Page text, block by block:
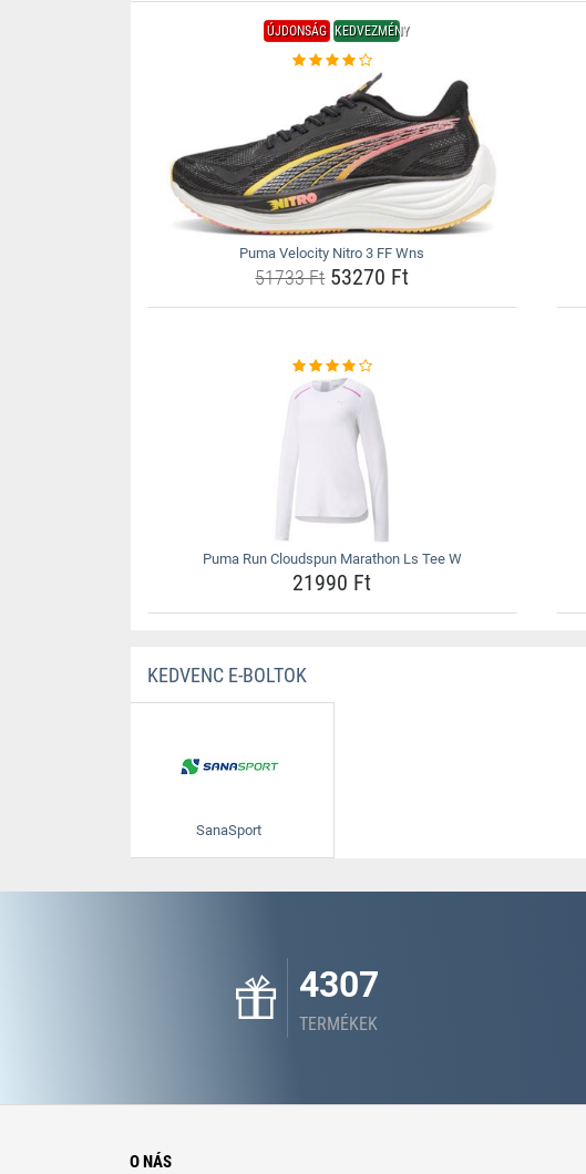
ÚJDONSÁG KEDVEZMÉNY
Puma Velocity Nitro 3 FF Wns
51733 Ft53270 Ft
Puma Run Cloudspun Marathon Ls Tee W
21990 Ft
KEDVENC E-BOLTOK
SanaSport
4307
TERMÉKEK
O NÁS